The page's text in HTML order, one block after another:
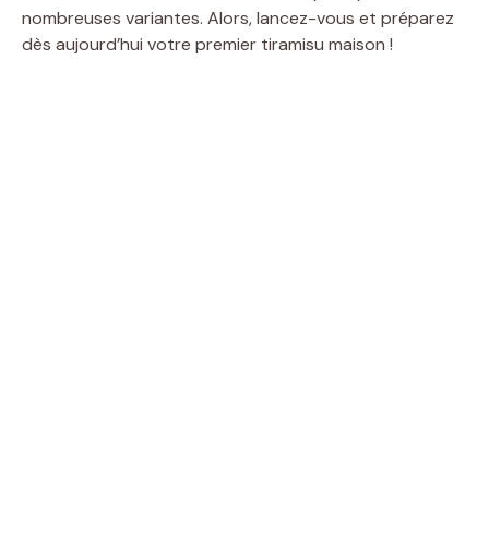
V
nombreuses variantes. Alors, lancez-vous et préparez
dès aujourd’hui votre premier tiramisu maison !